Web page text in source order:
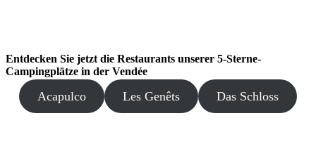
Entdecken Sie jetzt die Restaurants unserer 5-Sterne-
Campingplätze in der Vendée
Acapulco Les Genêts Das Schloss